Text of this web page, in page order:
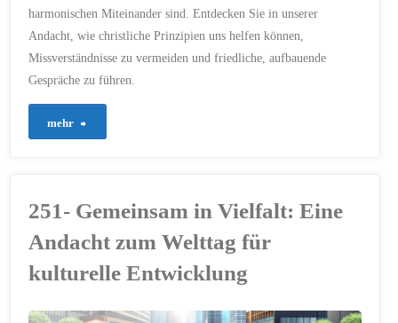
SPRACHE/TOLERANZ/
URTEIL/
VERANTWORTUNG
VERGEBUNG/
VERSTÄNDNIS/
VERWALTER
WEISHEIT/ZORN
22. JUNI 2024
harmonischen Miteinander sind. Entdecken Sie in unserer
Andacht, wie christliche Prinzipien uns helfen können,
Missverständnisse zu vermeiden und friedliche, aufbauende
Gespräche zu führen.
mehr
und
251- Gemeinsam in Vielfalt: Eine
Andacht zum Welttag für
kulturelle Entwicklung